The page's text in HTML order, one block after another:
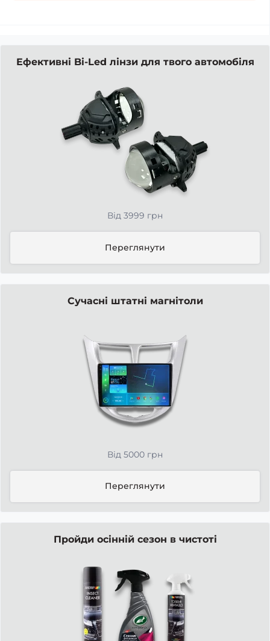
Ефективні Bi-Led лінзи для твого автомобіля
Від 3999 грн
Переглянути
Сучасні штатні магнітоли
Від 5000 грн
Переглянути
Пройди осінній сезон в чистоті